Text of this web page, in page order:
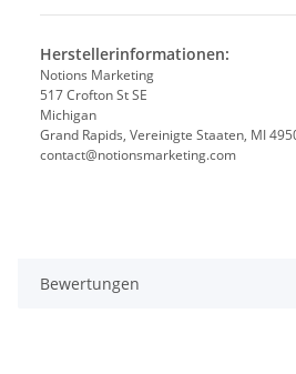
Herstellerinformationen:
Notions Marketing
517 Crofton St SE
Michigan
Grand Rapids, Vereinigte Staaten, MI
contact@notionsmarketing.com
Bewertungen